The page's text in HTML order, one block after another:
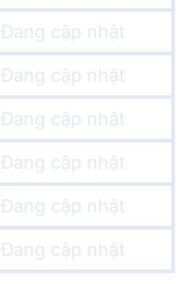
Đang cập nhật
Đang cập nhật
Đang cập nhật
Đang cập nhật
Đang cập nhật
Đang cập nhật